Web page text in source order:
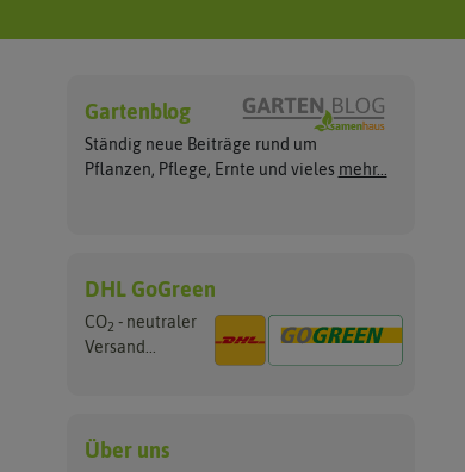
Gartenblog
Ständig neue Beiträge rund um
Pflanzen, Pflege, Ernte und vieles mehr...
DHL GoGreen
CO2 - neutraler
Versand...
Über uns